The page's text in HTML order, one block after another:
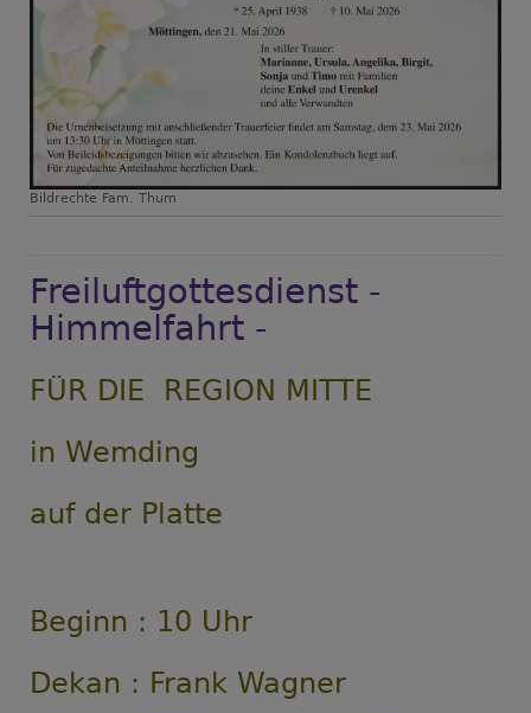
Bildrechte Fam. Thum
Freiluftgottesdienst -
Himmelfahrt -
FÜR DIE REGION MITTE
in Wemding
auf der Platte
Beginn : 10 Uhr
Dekan : Frank Wagner